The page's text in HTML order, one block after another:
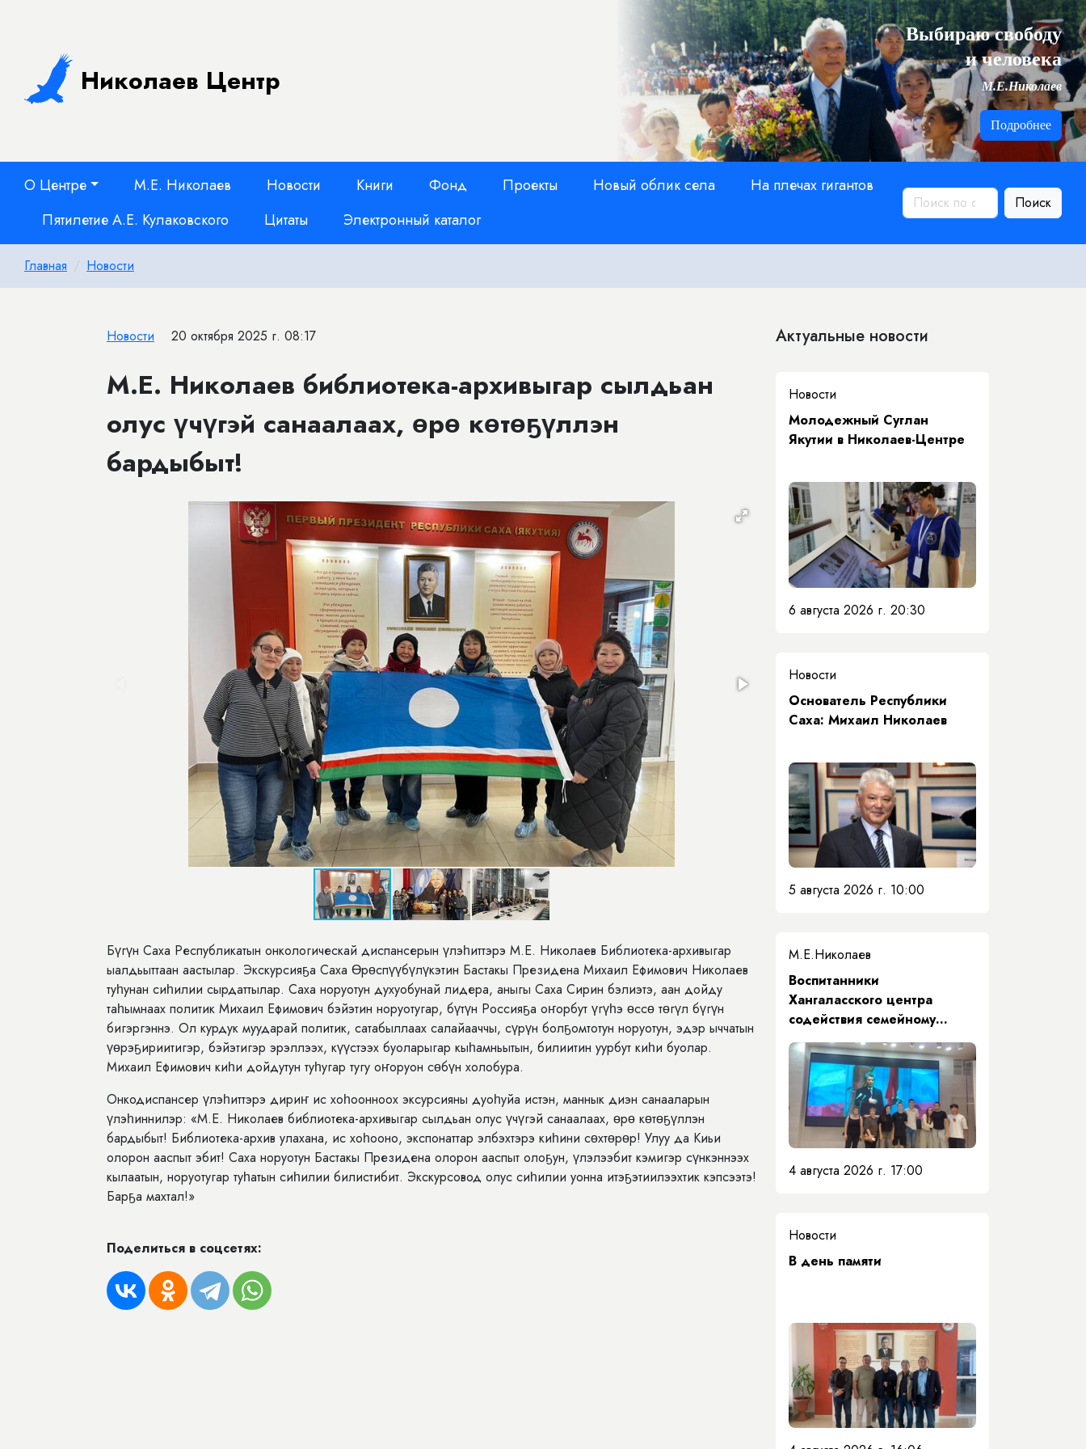
Николаев Центр
Выбираю свободу
и человека
М.Е.Николаев
Подробнее
О Центре М.Е. Николаев Новости Книги Фонд Проекты Новый облик села
На плечах гигантов
Пятилетие А.Е. Кулаковского
Цитаты Электронный каталог
Поиск
Главная Новости
Новости 20 октября 2025 г. 08:17
М.Е. Николаев библиотека-архивыгар сылдьан
олус үчүгэй санаалаах, өрө көтөҕүллэн
бардыбыт!
Бүгүн Саха Республикатын онкологическай диспансерын үлэһиттэрэ М.Е. Николаев Библиотека-архивыгар
ыалдьыттаан аастылар. Экскурсияҕа Саха Өрөспүүбүлүкэтин Бастакы Президена Михаил Ефимович Николаев
туһунан сиһилии сырдаттылар. Саха норуотун духуобунай лидера, аныгы Саха Сирин бэлиэтэ, аан дойду
таһымнаах политик Михаил Ефимович бэйэтин норуотугар, бүтүн Россияҕа оҥорбут үгүһэ өссө төгүл бүгүн
бигэргэннэ. Ол курдук муударай политик, сатабыллаах салайааччы, сүрүн болҕомтотун норуотун, эдэр ыччатын
үөрэҕириитигэр, бэйэтигэр эрэллээх, күүстээх буоларыгар кыһамньытын, билиитин уурбут киһи буолар.
Михаил Ефимович киһи дойдутун туһугар тугу оҥоруон сөбүн холобура.
Онкодиспансер үлэһиттэрэ дириҥ ис хоһоонноох эксурсияны дуоһуйа истэн, маннык диэн санааларын
үлэһиннилэр: «М.Е. Николаев библиотека-архивыгар сылдьан олус үчүгэй санаалаах, өрө көтөҕүллэн
бардыбыт! Библиотека-архив улахана, ис хоһооно, экспонаттар элбэхтэрэ киһини сөхтөрөр! Улуу да Киьи
олорон ааспыт эбит! Саха норуотун Бастакы Президена олорон ааспыт олоҕун, үлэлээбит кэмигэр сүнкэннээх
кылаатын, норуотугар туһатын сиһилии билистибит. Экскурсовод олус сиһилии уонна итэҕэтиилээхтик кэпсээтэ!
Барҕа махтал!»
Поделиться в соцсетях:
Актуальные новости
Новости
Молодежный Суглан
Якутии в Николаев-Центре
6 августа 2026 г. 20:30
Новости
Основатель Республики
Саха: Михаил Николаев
5 августа 2026 г. 10:00
М.Е.Николаев
​Воспитанники
Хангаласского центра
содействия семейному
воспитанию почтили память
Первого Президента Якутии
4 августа 2026 г. 17:00
Новости
​В день памяти